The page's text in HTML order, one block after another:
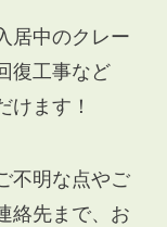
居中のクレー
復工事など
けます！
不明な点やご
絡先まで、お